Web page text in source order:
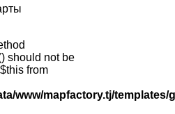
should not be
from
www/mapfactory.tj/